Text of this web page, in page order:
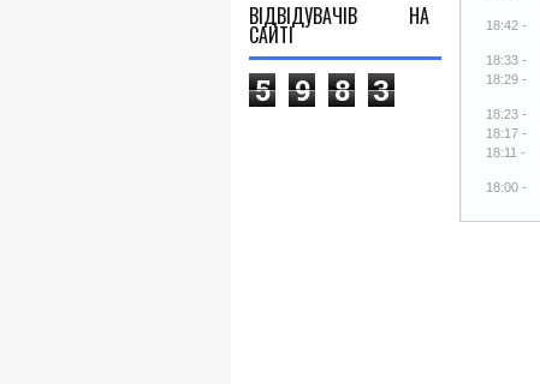
18:42 -
18:33 -
18:29 -
18:23 -
18:17 -
18:11 -
18:00 -
ВІДВІДУВАЧІВ НА
САЙТІ
5 9 8 3